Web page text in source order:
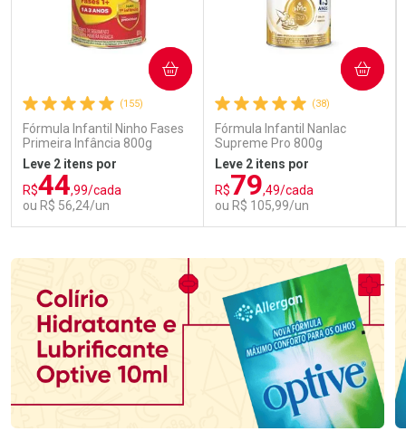
(155)
Fórmula Infantil Ninho Fases
Primeira Infância 800g
Leve 2 itens por
R$44,99/cada
ou R$ 56,24/un
COMPRAR
(38)
Fórmula Infantil Nanlac
Supreme Pro 800g
Leve 2 itens por
R$79,49/cada
ou R$ 105,99/un
COMPRAR
Laboratório
Por Menos